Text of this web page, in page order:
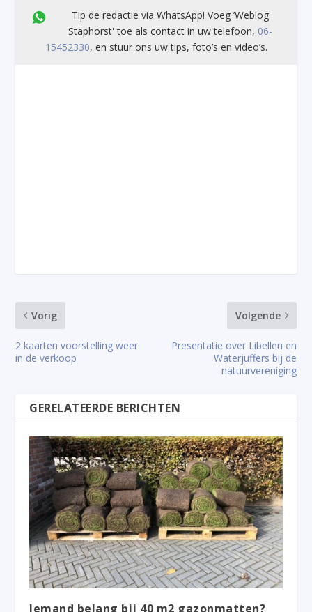
Tip de redactie via WhatsApp! Voeg ’Weblog
Staphorst' toe als contact in uw telefoon, 06-
15452330, en stuur ons uw tips, foto’s en video’s.
Vorig
2 kaarten voorstelling weer
in de verkoop
Volgende
Presentatie over Libellen en
Waterjuffers bij de
natuurvereniging
GERELATEERDE BERICHTEN
Iemand belang bij 40 m2 gazonmatten?